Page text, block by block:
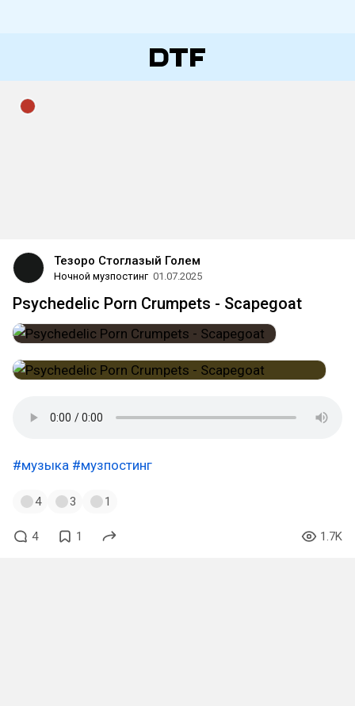
Тезоро Стоглазый Голем
Ночной музпостинг 01.07.2025
Psychedelic Porn Crumpets - Scapegoat
#музыка #музпостинг
4 3 1
4 1 1.7K